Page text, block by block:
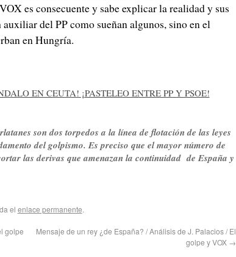
es consecuente y sabe explicar la realidad y sus
del PP como sueñan algunos, sino en el
en Hungría.
EN CEUTA! ¡PASTELEO ENTRE PP Y PSOE!
son dos torpedos a la línea de flotación de las leyes
del golpismo. Es preciso que el mayor número de
las derivas que amenazan la continuidad de España y
el enlace permanente.
golpe
Mensaje de un rey ¿de España? / Análisis de J. Palacios / El
golpe y VOX →